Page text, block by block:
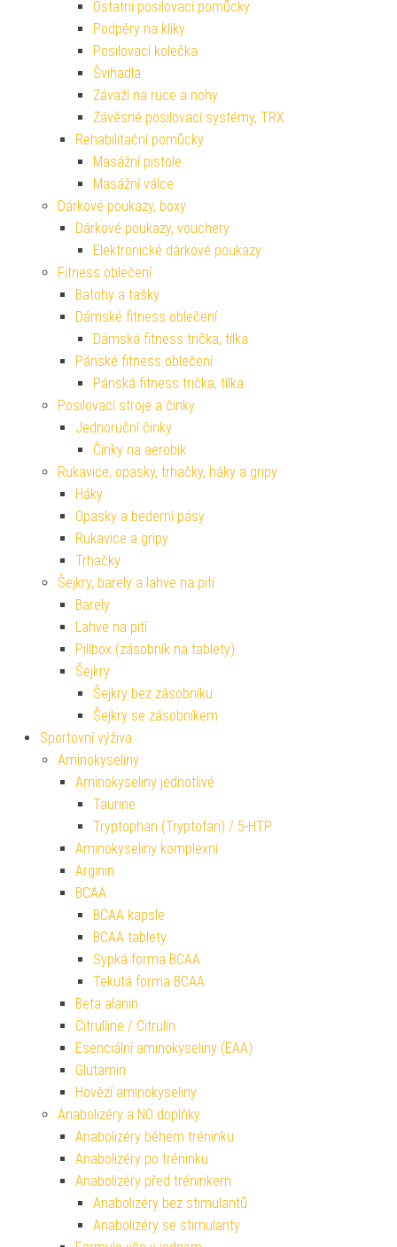
Ostatní posilovací pomůcky
Podpěry na kliky
Posilovací kolečka
Švihadla
Závaží na ruce a nohy
Závěsné posilovací systémy, TRX
Rehabilitační pomůcky
Masážní pistole
Masážní válce
Dárkové poukazy, boxy
Dárkové poukazy, vouchery
Elektronické dárkové poukazy
Fitness oblečení
Batohy a tašky
Dámské fitness oblečení
Dámská fitness trička, tílka
Pánské fitness oblečení
Pánská fitness trička, tílka
Posilovací stroje a činky
Jednoruční činky
Činky na aerobik
Rukavice, opasky, trhačky, háky a gripy
Háky
Opasky a bederní pásy
Rukavice a gripy
Trhačky
Šejkry, barely a lahve na pití
Barely
Lahve na pití
Pillbox (zásobník na tablety)
Šejkry
Šejkry bez zásobníku
Šejkry se zásobníkem
Sportovní výživa
Aminokyseliny
Aminokyseliny jednotlivé
Taurine
Tryptophan (Tryptofan) / 5-HTP
Aminokyseliny komplexní
Arginin
BCAA
BCAA kapsle
BCAA tablety
Sypká forma BCAA
Tekutá forma BCAA
Beta alanin
Citrulline / Citrulin
Esenciální aminokyseliny (EAA)
Glutamin
Hovězí aminokyseliny
Anabolizéry a NO doplňky
Anabolizéry během tréninku
Anabolizéry po tréninku
Anabolizéry před tréninkem
Anabolizéry bez stimulantů
Anabolizéry se stimulanty